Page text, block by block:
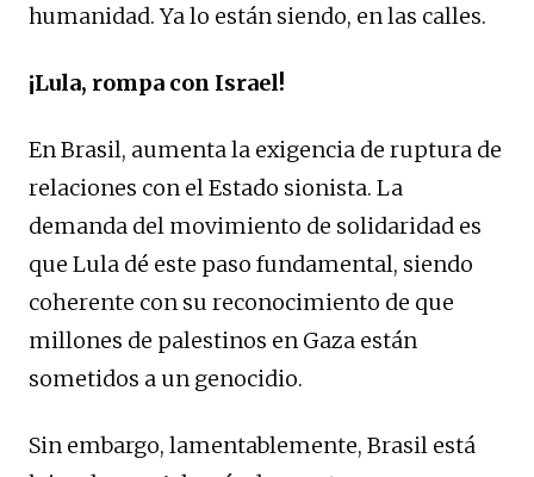
humanidad. Ya lo están siendo, en las calles.
¡Lula, rompa con Israel!
En Brasil, aumenta la exigencia de ruptura de
relaciones con el Estado sionista. La
demanda del movimiento de solidaridad es
que Lula dé este paso fundamental, siendo
coherente con su reconocimiento de que
millones de palestinos en Gaza están
sometidos a un genocidio.
Sin embargo, lamentablemente, Brasil está